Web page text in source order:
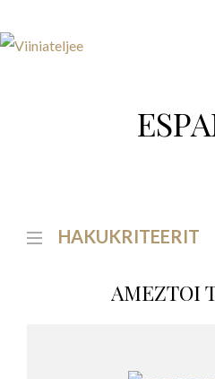
HAKUKRITEERIT
AMEZTOI